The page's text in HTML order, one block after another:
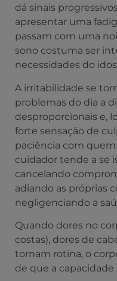
dá sinais
apresentar uma
passam com uma
sono costuma ser
necessidades do
A irritabilidade se
problemas do dia a
desproporcionais e,
forte sensação de
paciência com
cuidador tende a se
cancelando
adiando as próprias
negligenciando a
Quando dores no
costas), dores de
tornam rotina, o
de que a